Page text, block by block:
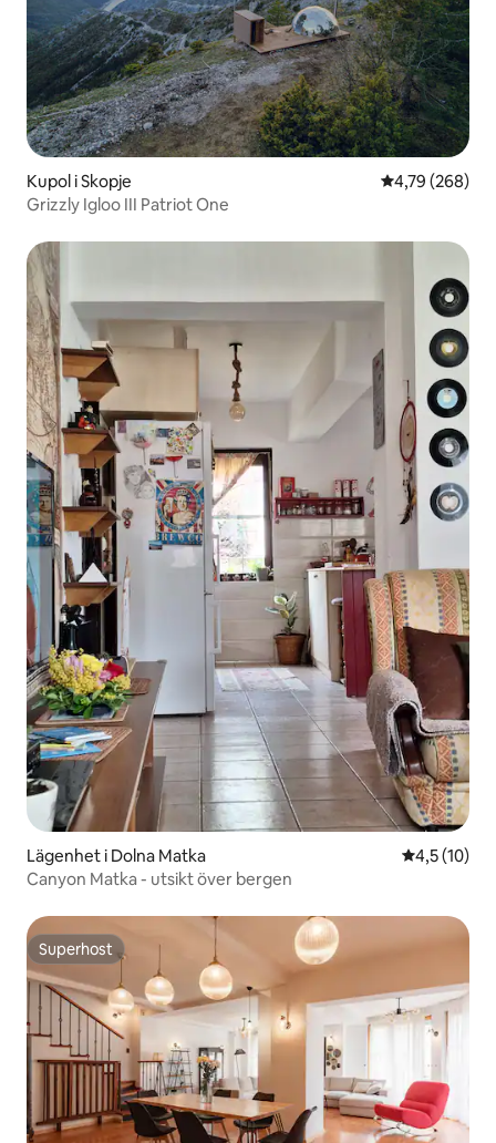
Kupol i Skopje 4,79 av 5 i
4,79 (268)
Grizzly Igloo III Patriot One
Lägenhet i Dolna Matka 4,5 av 5 i
4,5 (10)
Canyon Matka - utsikt över bergen
Superhost
Superhost